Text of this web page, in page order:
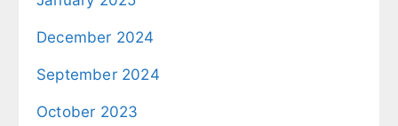
December 2024
September 2024
October 2023